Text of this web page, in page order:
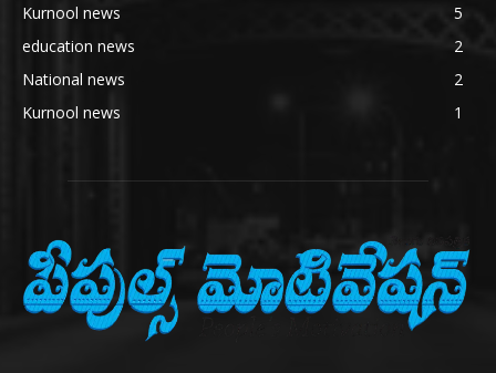
Kurnool news
5
education news
2
National news
2
Kurnool news
1